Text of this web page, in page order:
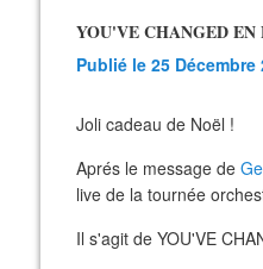
YOU'VE CHANGED
Publié le 25 Décembre
Joli cadeau de Noël !
Aprés le message de
live de la tournée
Il s'agit de YOU'VE